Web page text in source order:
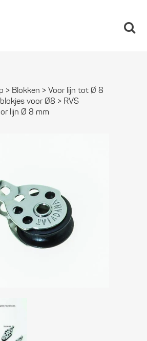
> Blokken > Voor lijn tot Ø 8
voor Ø8 > RVS
lijn Ø 8 mm